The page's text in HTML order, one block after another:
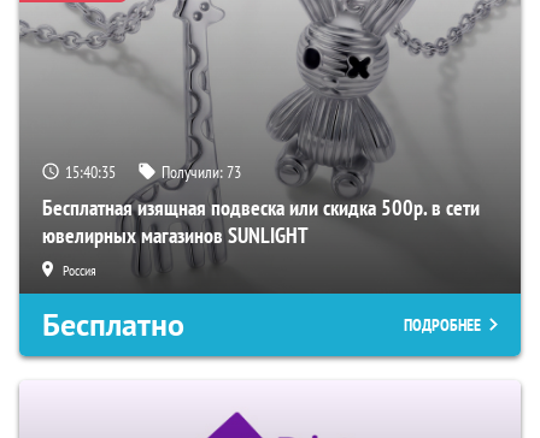
15:40:34 Получили:73
Бесплатная изящная подвеска или скидка 500р. в сети
ювелирных магазинов SUNLIGHT
Россия
Бесплатно ПОДРОБНЕЕ